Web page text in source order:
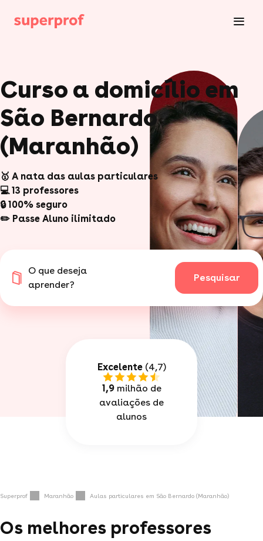
Curso a domicílio em
São Bernardo
(Maranhão)
🥇 A nata das aulas particulares
💻 13 professores
🔒 100% seguro
✏️ Passe Aluno ilimitado
O que deseja
aprender?
Pesquisar
Excelente(4,7)
1,9milhão de
avaliações de
alunos
Superprof Maranhão Aulas particulares em São Bernardo (Maranhão)
Os melhores professores